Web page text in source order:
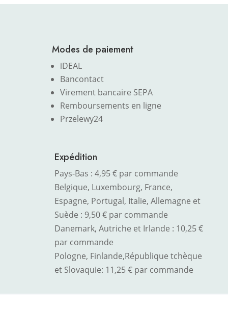
Modes de paiement
iDEAL
Bancontact
Virement bancaire SEPA
Remboursements en ligne
Przelewy24
Expédition
Pays-Bas : 4,95 € par commande
Belgique, Luxembourg, France,
Espagne, Portugal, Italie, Allemagne et
Suède : 9,50 € par commande
Danemark, Autriche et Irlande : 10,25 €
par commande
Pologne, Finlande,République tchèque
et Slovaquie: 11,25 € par commande